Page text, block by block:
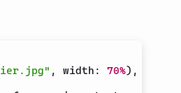
, width : 70%) ,